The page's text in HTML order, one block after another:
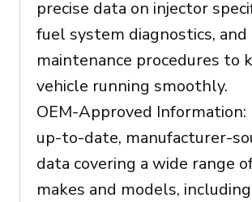
precise data on injector
fuel system diagnostics, and
maintenance procedures to
vehicle running smoothly.
OEM-Approved Information:
up-to-date, manufacturer-
data covering a wide range
makes and models,